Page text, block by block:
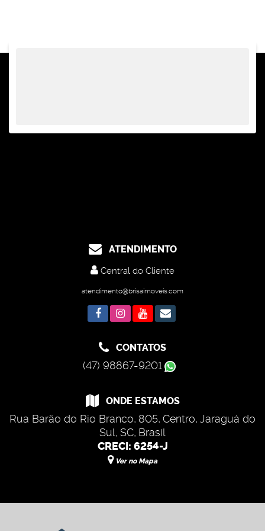
ATENDIMENTO
Central do Cliente
atendimento@brisaimoveis.com
CONTATOS
(47) 98867-9201
ONDE ESTAMOS
Rua Barão do Rio Branco, 805, Centro, Jaraguá do
Sul, SC, Brasil
CRECI: 6254-J
Ver no Mapa